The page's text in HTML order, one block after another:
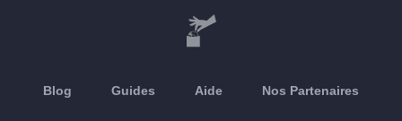
Blog Guides Aide Nos Partenaires